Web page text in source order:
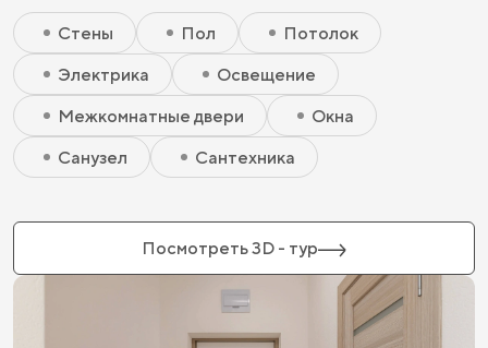
Скрытый элемент 2 - Чистовая базовая
Скрытый элемент 1 - Чистовая базовая
Стены
Пол
Потолок
Электрика
Освещение
Межкомнатные двери
Окна
Санузел
Сантехника
Посмотреть 3D - тур